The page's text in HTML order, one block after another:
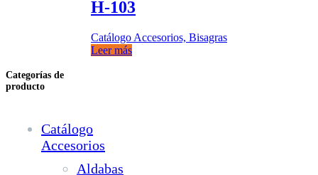
H-103
Catálogo Accesorios, Bisagras
Leer más
Categorías de
producto
Catálogo
Accesorios
Aldabas